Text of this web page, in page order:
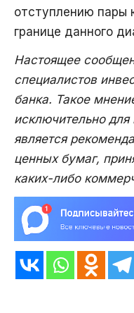
отступлению пары
границе данного
Настоящее
специалистов
банка. Такое
исключительно
является
ценных бумаг,
каких-либо